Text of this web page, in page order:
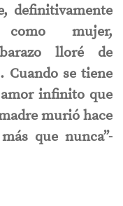
definitivamente
como mujer,
lloré de
Cuando se tiene
infinito que
murió hace
que nunca”-